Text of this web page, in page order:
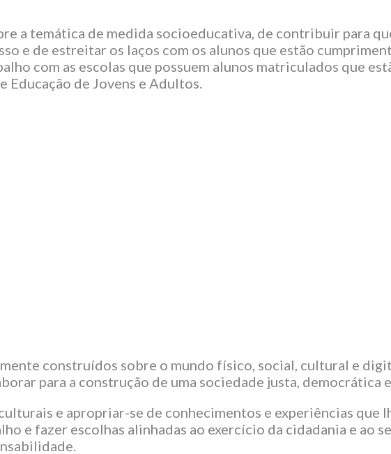
a temática de medida socioeducativa, de contribuir para
e de estreitar os laços com os alunos que estão
com as escolas que possuem alunos matriculados que
Educação de Jovens e Adultos.
construídos sobre o mundo físico, social, cultural e
para a construção de uma sociedade justa, democrática
e apropriar-se de conhecimentos e experiências que
e fazer escolhas alinhadas ao exercício da cidadania e ao